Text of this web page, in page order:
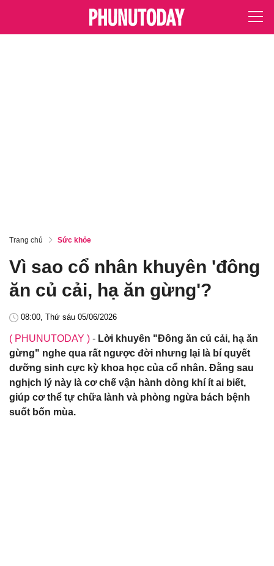
Trang chủ Sức khỏe
Vì sao cổ nhân khuyên 'đông
ăn củ cải, hạ ăn gừng'?
08:00, Thứ sáu 05/06/2026
( PHUNUTODAY ) - Lời khuyên "Đông ăn củ cải, hạ ăn
gừng" nghe qua rất ngược đời nhưng lại là bí quyết
dưỡng sinh cực kỳ khoa học của cổ nhân. Đằng sau
nghịch lý này là cơ chế vận hành dòng khí ít ai biết,
giúp cơ thể tự chữa lành và phòng ngừa bách bệnh
suốt bốn mùa.